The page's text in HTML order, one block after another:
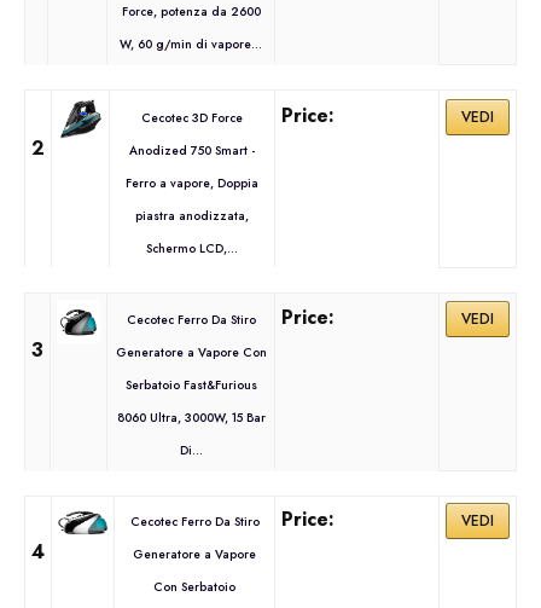
Force, potenza da 2600
W, 60 g/min di vapore...
2
Cecotec 3D Force
Anodized 750 Smart -
Ferro a vapore, Doppia
piastra anodizzata,
Schermo LCD,...
VEDI
3
Cecotec Ferro Da Stiro
Generatore a Vapore Con
Serbatoio Fast&Furious
8060 Ultra, 3000W, 15 Bar
Di...
VEDI
4
Cecotec Ferro Da Stiro
Generatore a Vapore
Con Serbatoio
VEDI